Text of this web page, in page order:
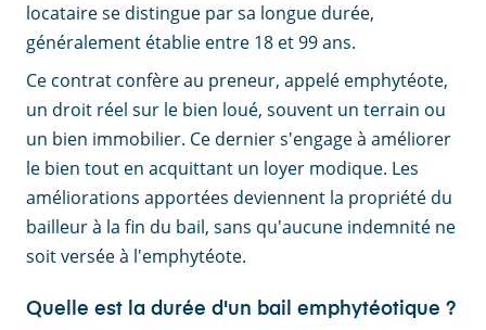
locataire se distingue par sa longue durée,
généralement établie entre 18 et 99 ans.
Ce contrat confère au preneur, appelé emphytéote,
un droit réel sur le bien loué, souvent un terrain ou
un bien immobilier. Ce dernier s'engage à améliorer
le bien tout en acquittant un loyer modique. Les
améliorations apportées deviennent la propriété du
bailleur à la fin du bail, sans qu'aucune indemnité ne
soit versée à l'emphytéote.
Quelle est la durée d'un bail emphytéotique ?